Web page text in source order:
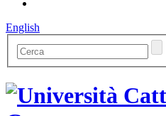
English